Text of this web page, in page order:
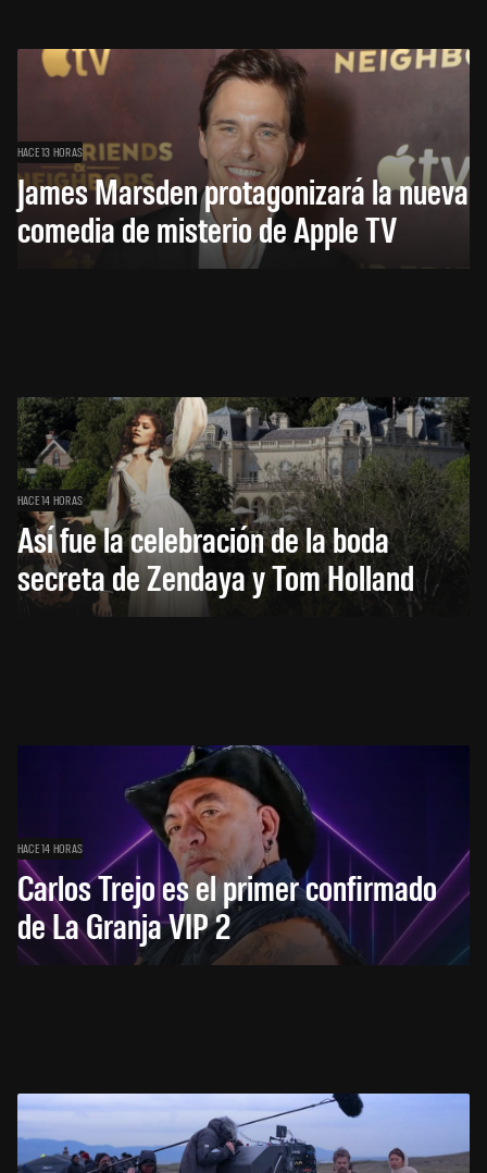
HACE 13 HORAS
James Marsden protagonizará la nueva
comedia de misterio de Apple TV
HACE 14 HORAS
Así fue la celebración de la boda
secreta de Zendaya y Tom Holland
HACE 14 HORAS
Carlos Trejo es el primer confirmado
de La Granja VIP 2